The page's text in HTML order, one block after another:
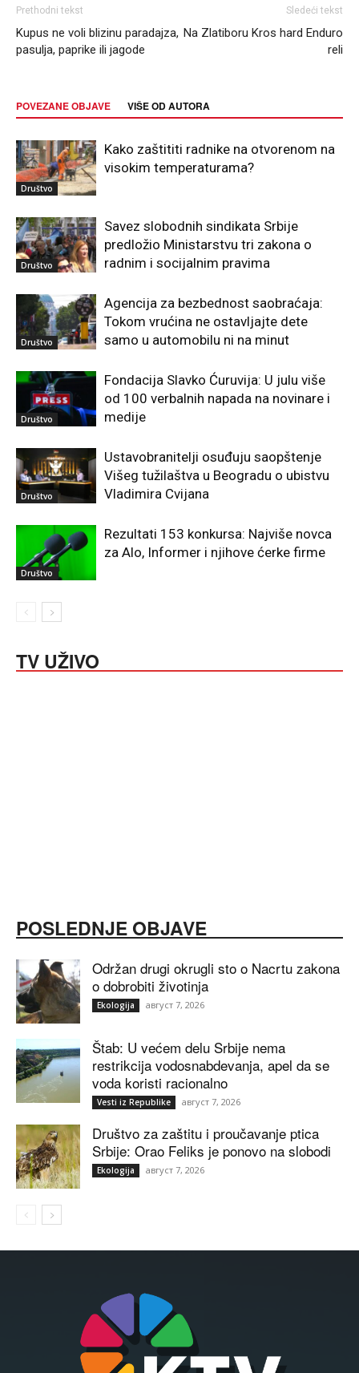
Prethodni tekst
Kupus ne voli blizinu paradajza,
pasulja, paprike ili jagode
Sledeći tekst
Na Zlatiboru Kros hard Enduro
reli
POVEZANE OBJAVE VIŠE OD AUTORA
Društvo
Kako zaštititi radnike na otvorenom na
visokim temperaturama?
Društvo
Savez slobodnih sindikata Srbije
predložio Ministarstvu tri zakona o
radnim i socijalnim pravima
Društvo
Agencija za bezbednost saobraćaja:
Tokom vrućina ne ostavljajte dete
samo u automobilu ni na minut
Društvo
Fondacija Slavko Ćuruvija: U julu više
od 100 verbalnih napada na novinare i
medije
Društvo
Ustavobranitelji osuđuju saopštenje
Višeg tužilaštva u Beogradu o ubistvu
Vladimira Cvijana
Društvo
Rezultati 153 konkursa: Najviše novca
za Alo, Informer i njihove ćerke firme
TV UŽIVO
POSLEDNJE OBJAVE
Održan drugi okrugli sto o Nacrtu zakona
o dobrobiti životinja
Ekologija август 7, 2026
Štab: U većem delu Srbije nema
restrikcija vodosnabdevanja, apel da se
voda koristi racionalno
Vesti iz Republike август 7, 2026
Društvo za zaštitu i proučavanje ptica
Srbije: Orao Feliks je ponovo na slobodi
Ekologija август 7, 2026